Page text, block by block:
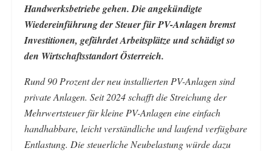
Handwerksbetriebe gehen. Die angekündigte
Wiedereinführung der Steuer für PV-Anlagen bremst
Investitionen, gefährdet Arbeitsplätze und schädigt so
den Wirtschaftsstandort Österreich.
Rund 90 Prozent der neu installierten PV-Anlagen sind
private Anlagen. Seit 2024 schafft die Streichung der
Mehrwertsteuer für kleine PV-Anlagen eine einfach
handhabbare, leicht verständliche und laufend verfügbare
Entlastung. Die steuerliche Neubelastung würde dazu